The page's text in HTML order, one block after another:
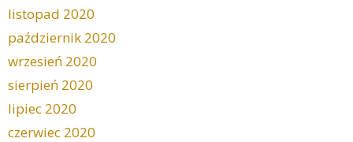
listopad 2020
październik 2020
wrzesień 2020
sierpień 2020
lipiec 2020
czerwiec 2020